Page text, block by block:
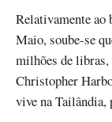
Relativamente ao
Maio, soube-se
milhões de libras,
Christopher
vive na Tailândia,